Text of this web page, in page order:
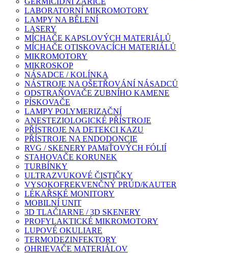
LABORATORNÍ MIKROMOTORY
LAMPY NA BĚLENÍ
LASERY
MÍCHAČE KAPSLOVÝCH MATERIÁLŮ
MÍCHAČE OTISKOVACÍCH MATERIÁLŮ
MIKROMOTORY
MIKROSKOP
NÁSADCE / KOLÍNKA
NÁSTROJE NA OŠETŘOVÁNÍ NÁSADCŮ
ODSTRAŇOVAČE ZUBNÍHO KAMENE
PÍSKOVAČE
LAMPY POLYMERIZAČNÍ
ANESTEZIOLOGICKÉ PŘÍSTROJE
PŘÍSTROJE NA DETEKCI KAZU
PŘÍSTROJE NA ENDODONCIE
RVG / SKENERY PAMäŤOVÝCH FÓLIÍ
STAHOVAČE KORUNEK
TURBÍNKY
ULTRAZVUKOVÉ ČISTIČKY
VYSOKOFREKVENČNÝ PRÚD/KAUTER
LÉKAŘSKÉ MONITORY
MOBILNÍ UNIT
3D TLAČIARNE / 3D SKENERY
PROFYLAKTICKÉ MIKROMOTORY
LUPOVÉ OKULIARE
TERMODEZINFEKTORY
OHRIEVAČE MATERIÁLOV